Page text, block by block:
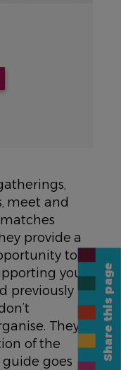
meet and
provide a
to
your
previously
They
of the
goes
Share this page